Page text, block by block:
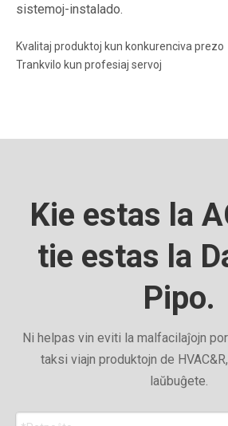
sistemoj-instalado.
Kvalitaj produktoj kun konkurenciva prezo
Trankvilo kun profesiaj servoj
Kie estas la
tie estas la
Pipo.
Ni helpas vin eviti la malfacilaĵojn
taksi viajn produktojn de
laŭbuĝete.